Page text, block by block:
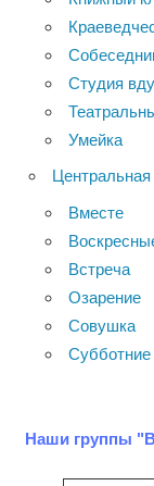
Студия
Умейка
Вместе
Встреча
Озарение
Совушка
Наши группы